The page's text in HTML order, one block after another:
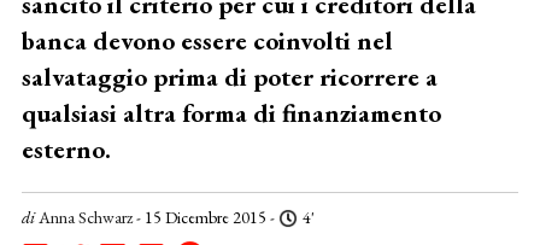
banca devono essere coinvolti nel
salvataggio prima di poter ricorrere a
qualsiasi altra forma di finanziamento
esterno.
diAnna Schwarz- 15 Dicembre 2015 - 4'